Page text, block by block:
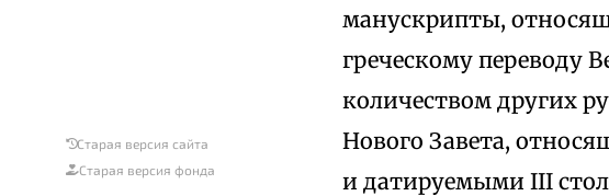
Старая версия сайта
Старая версия фонда
манускрипты,
греческому переводу
количеством других
Нового Завета,
и датируемыми III